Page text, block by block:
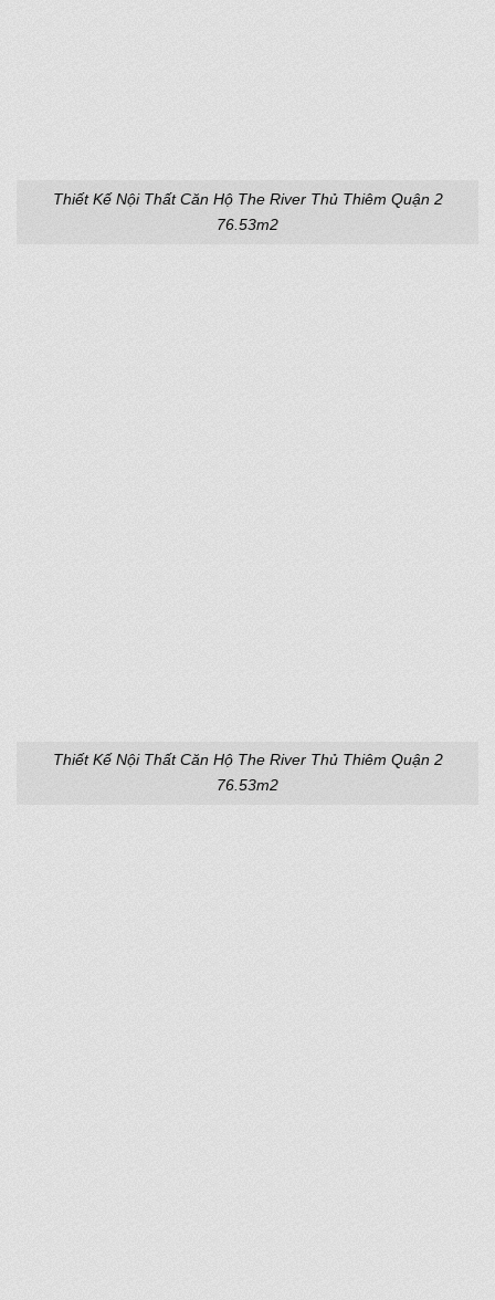
Thiết Kế Nội Thất Căn Hộ The River Thủ Thiêm Quận 2
76.53m2
Thiết Kế Nội Thất Căn Hộ The River Thủ Thiêm Quận 2
76.53m2